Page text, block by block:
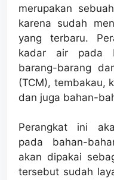
merupakan
karena sudah
yang terbaru.
kadar air pada
barang-barang
(TCM), tembakau,
dan juga bahan-
Perangkat ini
pada bahan-
akan dipakai
tersebut sudah